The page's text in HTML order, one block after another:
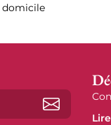
domicile
S’abonner